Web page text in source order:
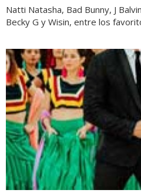
Natti Natasha, Bad Bunny, J
Becky G y Wisin, entre los